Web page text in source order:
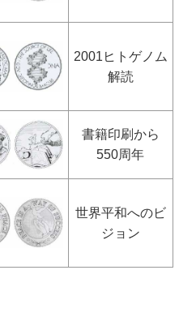
2001ヒトゲノム
解読
書籍印刷から
550周年
世界平和へのビ
ジョン